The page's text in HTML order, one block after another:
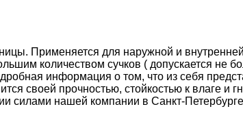
Применяется для наружной и
количеством cучков ( допускается не
информация о том, что из себя
своей прочностью, стойкостью к влаге и
силами нашей компании в Санкт-